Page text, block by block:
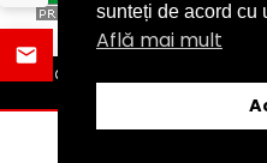
©2026 Atitudine în
design
sunteți de acord cu
Află mai mult